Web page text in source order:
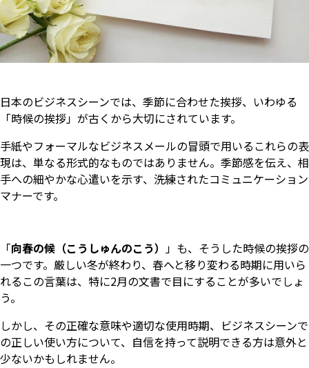
日本のビジネスシーンでは、季節に合わせた挨拶、いわゆる
「時候の挨拶」が古くから大切にされています。
手紙やフォーマルなビジネスメールの冒頭で用いるこれらの表
現は、単なる形式的なものではありません。季節感を伝え、相
手への細やかな心遣いを示す、洗練されたコミュニケーション
マナーです。
「向春の候（こうしゅんのこう） 」も、そうした時候の挨拶の
一つです。厳しい冬が終わり、春へと移り変わる時期に用いら
れるこの言葉は、特に2月の文書で目にすることが多いでしょ
う。
しかし、その正確な意味や適切な使用時期、ビジネスシーンで
の正しい使い方について、自信を持って説明できる方は意外と
少ないかもしれません。